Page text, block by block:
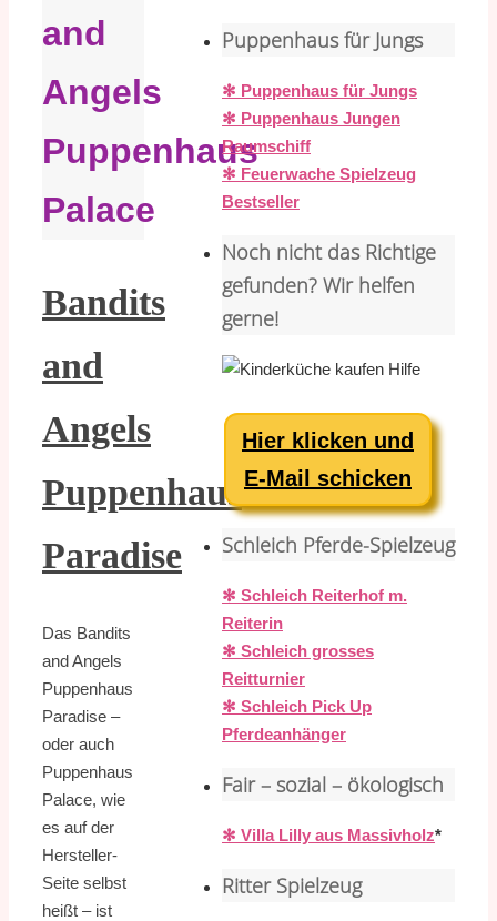
and
Angels
Puppenhaus
Palace
Bandits
and
Angels
Puppenhaus
Paradise
Das Bandits
and Angels
Puppenhaus
Paradise –
oder auch
Puppenhaus
Palace, wie
es auf der
Hersteller-
Seite selbst
heißt – ist
Puppenhaus für Jungs
✻ Puppenhaus für Jungs
✻ Puppenhaus Jungen
Raumschiff
✻ Feuerwache Spielzeug
Bestseller
Noch nicht das Richtige
gefunden? Wir helfen
gerne!
Hier klicken und
E-Mail schicken
Schleich Pferde-Spielzeug
✻ Schleich Reiterhof m.
Reiterin
✻ Schleich grosses
Reitturnier
✻ Schleich Pick Up
Pferdeanhänger
Fair – sozial – ökologisch
✻ Villa Lilly aus Massivholz*
Ritter Spielzeug